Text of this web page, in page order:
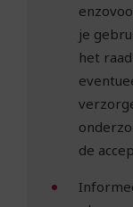
je
het
de